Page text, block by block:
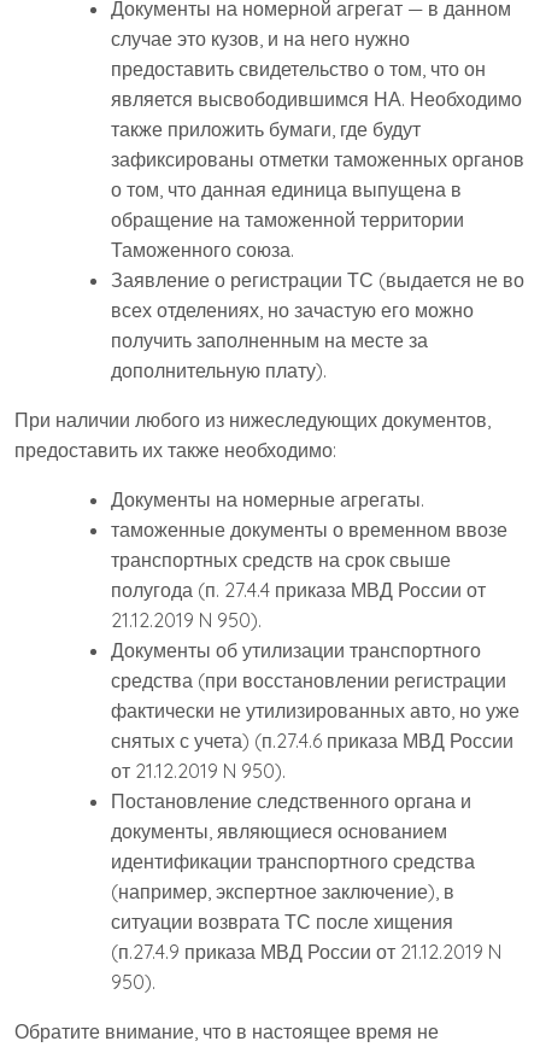
Документы на номерной агрегат — в данном
случае это кузов, и на него нужно
предоставить свидетельство о том, что он
является высвободившимся НА. Необходимо
также приложить бумаги, где будут
зафиксированы отметки таможенных органов
о том, что данная единица выпущена в
обращение на таможенной территории
Таможенного союза.
Заявление о регистрации ТС (выдается не во
всех отделениях, но зачастую его можно
получить заполненным на месте за
дополнительную плату).
При наличии любого из нижеследующих документов,
предоставить их также необходимо:
Документы на номерные агрегаты.
таможенные документы о временном ввозе
транспортных средств на срок свыше
полугода (п. 27.4.4 приказа МВД России от
21.12.2019 N 950).
Документы об утилизации транспортного
средства (при восстановлении регистрации
фактически не утилизированных авто, но уже
снятых с учета) (п.27.4.6 приказа МВД России
от 21.12.2019 N 950).
Постановление следственного органа и
документы, являющиеся основанием
идентификации транспортного средства
(например, экспертное заключение), в
ситуации возврата ТС после хищения
(п.27.4.9 приказа МВД России от 21.12.2019 N
950).
Обратите внимание, что в настоящее время не